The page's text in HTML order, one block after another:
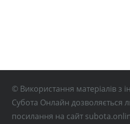
© Використання матеріалів з
Субота Онлайн дозволяється
посилання на сайт